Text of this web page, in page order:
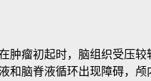
瘤初起时，脑组织受压较
和脑脊液循环出现障碍，